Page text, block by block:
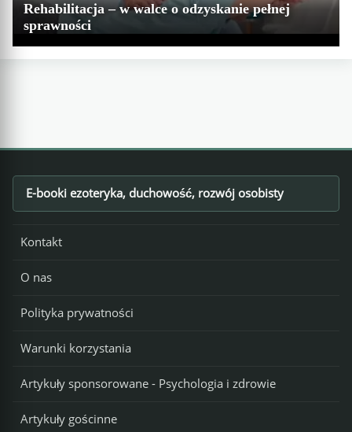
Rehabilitacja – w walce o odzyskanie pełnej
sprawności
Footer
E-booki ezoteryka, duchowość, rozwój osobisty
Kontakt
O nas
Polityka prywatności
Warunki korzystania
Artykuły sponsorowane - Psychologia i zdrowie
Artykuły gościnne